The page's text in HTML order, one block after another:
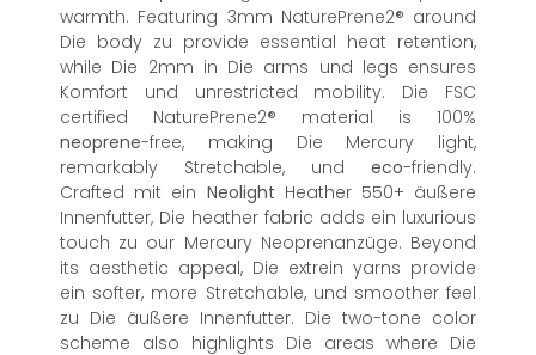
warmth. Featuring 3mm NaturePrene2® around
Die body zu provide essential heat retention,
while Die 2mm in Die arms und legs ensures
Komfort und unrestricted mobility. Die FSC
certified NaturePrene2® material is 100%
neoprene-free, making Die Mercury light,
remarkably Stretchable, und eco-friendly.
Crafted mit ein Neolight Heather 550+ äußere
Innenfutter, Die heather fabric adds ein luxurious
touch zu our Mercury Neoprenanzüge. Beyond
its aesthetic appeal, Die extrein yarns provide
ein softer, more Stretchable, und smoother feel
zu Die äußere Innenfutter. Die two-tone color
scheme also highlights Die areas where Die